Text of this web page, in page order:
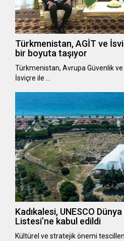
Türkmenistan, AGİT ve
bir boyuta taşıyor
Türkmenistan, Avrupa Güvenlik
İsviçre ile …
Kadıkalesi, UNESCO
Listesi’ne kabul edildi
Kültürel ve stratejik önemi